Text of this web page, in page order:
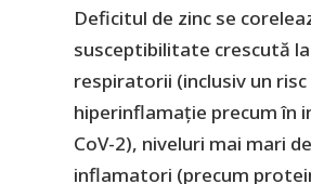
Deficitul de zinc se
susceptibilitate crescută
respiratorii (inclusiv un
hiperinflamație precum în
CoV-2), niveluri mai mari
inflamatori (precum